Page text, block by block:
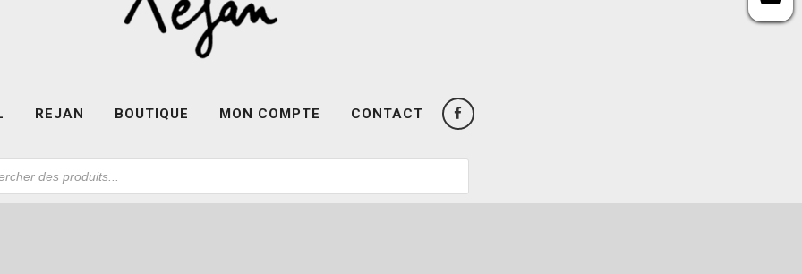
REJAN BOUTIQUE MON COMPTE CONTACT